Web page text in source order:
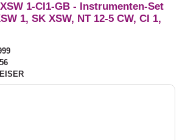
1-CI1-GB - Instrumenten-Set
1, SK XSW, NT 12-5 CW, CI 1,